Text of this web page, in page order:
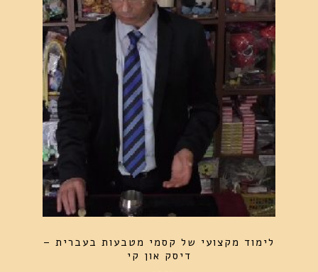
לימוד מקצועי של קסמי מטבעות בעברית –
דיסק און קי